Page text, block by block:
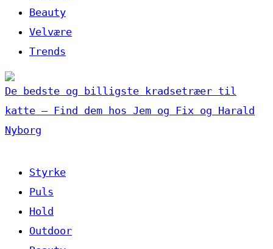
Beauty
Velvære
Trends
De bedste og billigste kradsetræer til
katte – Find dem hos Jem og Fix og Harald
Nyborg
Styrke
Puls
Hold
Outdoor